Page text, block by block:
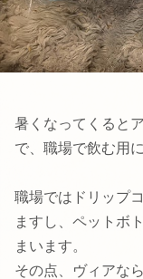
暑くなってくると
で、職場で飲む用
職場ではドリップ
ますし、ペットボ
まいます。
その点、ヴィアな